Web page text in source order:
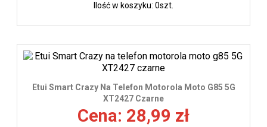
Ilość w koszyku: 0szt.
Etui Smart Crazy Na Telefon Motorola Moto G85 5G
XT2427 Czarne
Cena: 28,99 zł